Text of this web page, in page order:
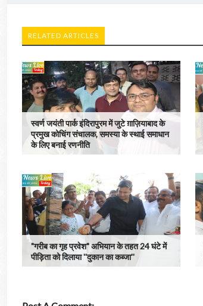
RELATED ARTICLES
स्वर्ण जयंती पार्क इंदिरापुरम में जुटे ग़ाज़ियाबाद के
प्रमुख कोचिंग संचालक, समस्या के स्थाई समाधान
के लिए बनाई रणनीति
"गरीब का गृह प्रवेश" अभियान के तहत 24 घंटे में
पीड़िता को दिलाया ''दुकान का कब्जा''